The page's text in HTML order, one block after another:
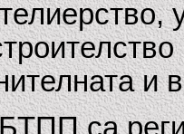
и
са